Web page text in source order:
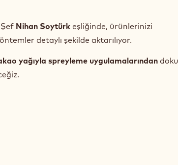
Nihan Soytürk eşliğinde, ürünlerinizi
detaylı şekilde aktarılıyor.
yağıyla spreyleme uygulamalarından